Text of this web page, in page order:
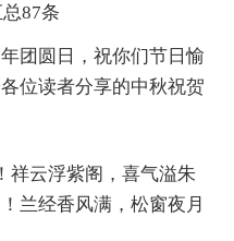
87条
团圆日，祝你们节日愉
位读者分享的中秋祝贺
祥云浮紫阁，喜气溢朱
兰经香风满，松窗夜月